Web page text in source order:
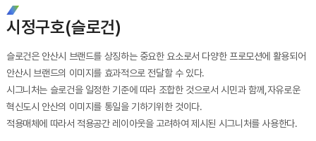
시정구호(슬로건)
슬로건은 안산시 브랜드를 상징하는 중요한 요소로서 다양한 프로모션에 활용되어
안산시 브랜드의 이미지를 효과적으로 전달할 수 있다.
시그니처는 슬로건을 일정한 기준에 따라 조합한 것으로서 시민과 함께,자유로운
혁신도시 안산의 이미지를 통일을 기하기위한 것이다.
적용매체에 따라서 적용공간 레이아웃을 고려하여 제시된 시그니처를 사용한다.